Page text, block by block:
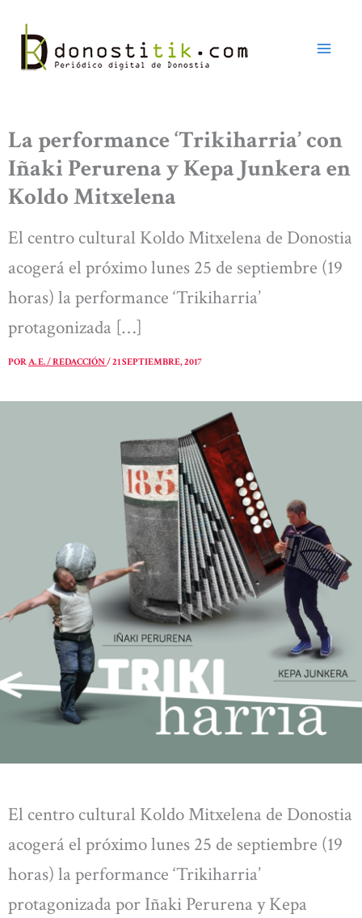
contenido
La performance ‘Trikiharria’ con
Iñaki Perurena y Kepa Junkera en
Koldo Mitxelena
El centro cultural Koldo Mitxelena de Donostia
acogerá el próximo lunes 25 de septiembre (19
horas) la performance ‘Trikiharria’
protagonizada […]
PORA. E. / REDACCIÓN/21 SEPTIEMBRE, 2017
El centro cultural Koldo Mitxelena de Donostia
acogerá el próximo lunes 25 de septiembre (19
horas) la performance ‘Trikiharria’
protagonizada por Iñaki Perurena y Kepa